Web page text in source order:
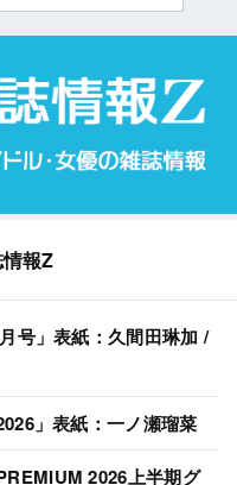
報Z
号」表紙：久間田琳加 /
」表紙：一ノ瀬瑠菜
2026上半期グ